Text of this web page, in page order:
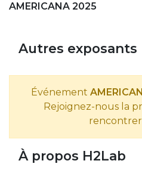
AMERICANA 2025
Autres exposants
Événement
Rejoignez-nous la
rencontrer
À propos H2Lab